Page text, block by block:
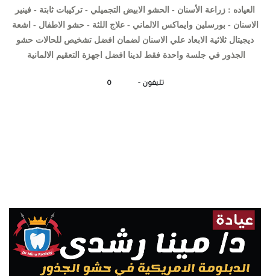
العياده : زراعة الأسنان - الحشو الابيض التجميلي - تركيبات ثابتة - فينير
الاسنان - بورسلين وايماكس الالماني - علاج اللثة - حشو الاطفال - اشعة
ديجيتال ثلاثية الابعاد علي الاسنان لضمان افضل تشخيص للحالات حشو
الجذور في جلسة واحدة فقط لدينا افضل اجهزة التعقيم الالمانية
تليفون - 0 1221227474